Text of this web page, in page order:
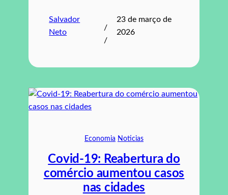
Salvador
Neto
/
/
23 de março de
2026
Economia Noticias
Covid-19: Reabertura do
comércio aumentou casos
nas cidades